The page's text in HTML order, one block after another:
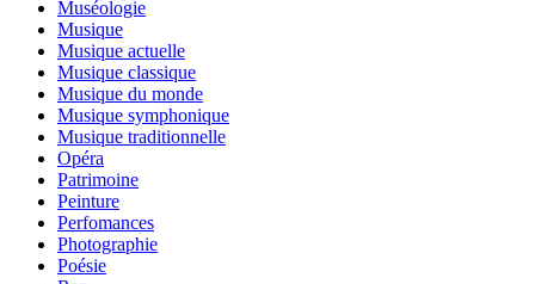
Muséologie
Musique
Musique actuelle
Musique classique
Musique du monde
Musique symphonique
Musique traditionnelle
Opéra
Patrimoine
Peinture
Perfomances
Photographie
Poésie